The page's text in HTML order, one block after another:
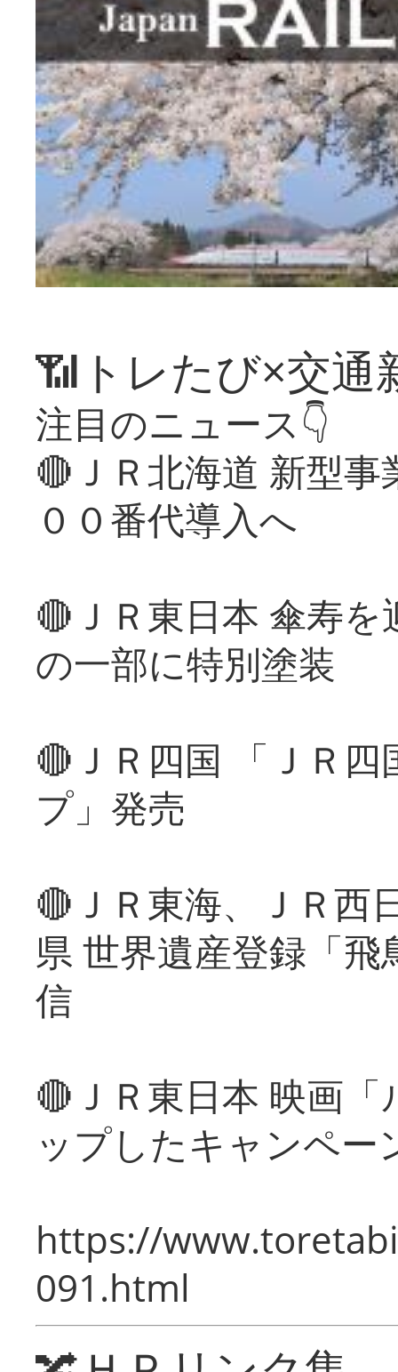
📶トレたび×交通
注目のニュース👇
🔴ＪＲ北海道 新型
００番代導入へ
🔴ＪＲ東日本 傘寿
の一部に特別塗装
🔴ＪＲ四国 「ＪＲ
プ」発売
🔴ＪＲ東海、ＪＲ西
県 世界遺産登録「
信
🔴ＪＲ東日本 映画
ップしたキャンペー
https://
091.html